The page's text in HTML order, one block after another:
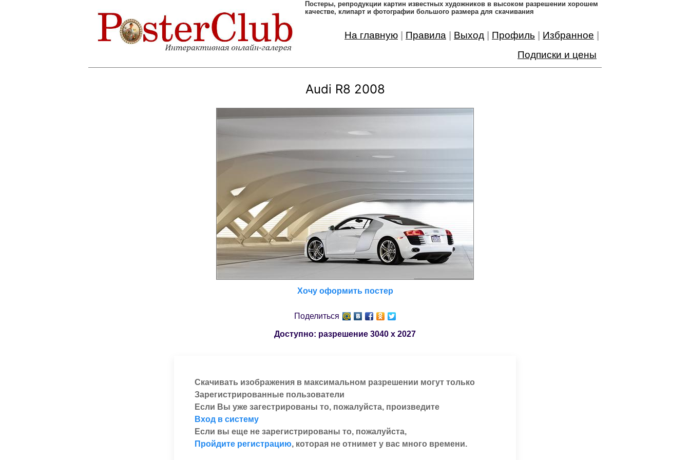
Постеры, pепродукции картин известных художников в высоком разрешении хорошем
качестве, клипарт и фотографии большого размера для скачивания
На главную Правила Выход Профиль Избранное
Подписки и цены
Audi R8 2008
Хочу оформить постер
Поделиться
Доступно: разрешение 3040 x 2027
Скачивать изображения в максимальном разрешении могут только
Зарегистрированные пользователи
Если Вы уже загестрированы то, пожалуйста, произведите
Вход в систему
Если вы еще не зарегистрированы то, пожалуйста,
Пройдите регистрацию, которая не отнимет у вас много времени.